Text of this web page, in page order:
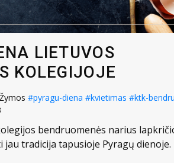
LIETUVOS
KOLEGIJOJE
Žymos #pyragu-diena #kvietimas #ktk-
bendruomenės narius
jau tradicija tapusioje Pyragų dienoje.